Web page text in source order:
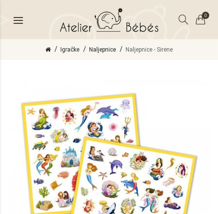
0
Igračke Naljepnice Naljepnice - Sirene